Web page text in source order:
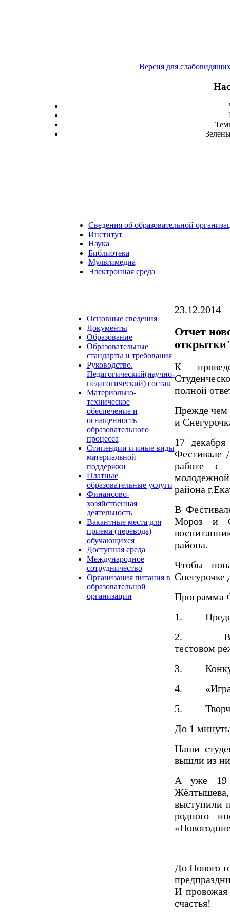
Версия для
Сведения об образовательной
Институт
Наука
Библиотека
Мультимедиа
Электронная среда
Основные сведения
Документы
Образование
Образовательные
стандарты и требования
Руководство.
Педагогический(научно-
педагогический) состав
Материально-
техническое
обеспечение и
оснащенность
образовательного
процесса
Стипендии и иные виды
материальной
поддержки
Платные
образовательные услуги
Финансово-
хозяйственная
деятельность
Вакантные места для
приема (перевода)
обучающихся
Доступная среда
Международное
сотрудничество
Организация питания в
образовательной
организации
23.12.2014
Отчет
К
полной
Прежде чем
и
17
Фестивале
работе с
района
В
Мороз и
района.
Чтобы
Снегурочке
Программа
1.
2.
тестовом
3.
4.
5.
До 1
Наши
вышли из
А уже 19
выступили
родного
До Нового
И провожая
счастья!